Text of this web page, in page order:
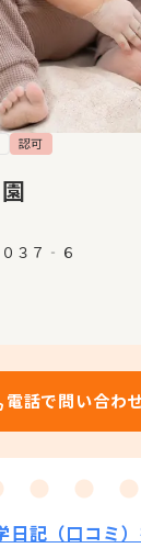
認可
３７‐６
電話で問い合わ
日記（口コミ